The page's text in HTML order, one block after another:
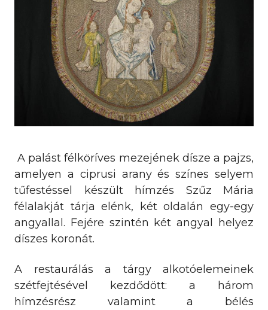
A palást félköríves mezejének dísze a pajzs,
amelyen a ciprusi arany és színes selyem
tűfestéssel készült hímzés Szűz Mária
félalakját tárja elénk, két oldalán egy-egy
angyallal. Fejére szintén két angyal helyez
díszes koronát.
A restaurálás a tárgy alkotóelemeinek
szétfejtésével kezdődött: a három
hímzésrész valamint a bélés